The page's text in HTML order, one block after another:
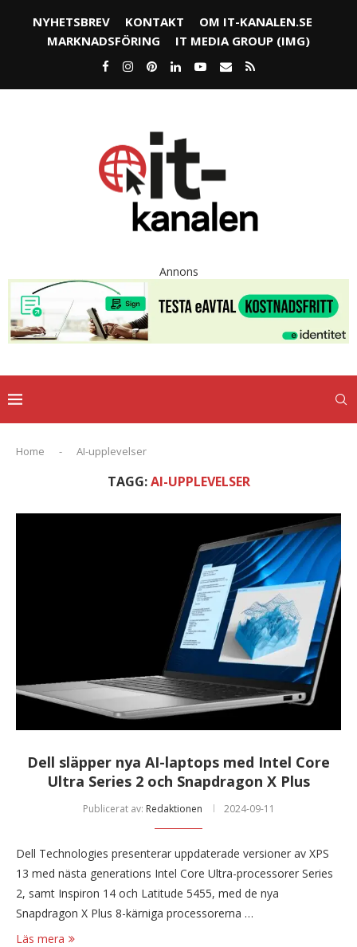
NYHETSBREV KONTAKT
OM IT-KANALEN.SE
MARKNADSFÖRING
IT MEDIA GROUP (IMG)
Annons
Home - AI-upplevelser
TAGG:AI-UPPLEVELSER
Dell släpper nya AI-laptops med Intel Core
Ultra Series 2 och Snapdragon X Plus
Publicerat av: Redaktionen 2024-09-11
Dell Technologies presenterar uppdaterade versioner av XPS
13 med nästa generations Intel Core Ultra-processorer Series
2, samt Inspiron 14 och Latitude 5455, med de nya
Snapdragon X Plus 8-kärniga processorerna …
Läs mera